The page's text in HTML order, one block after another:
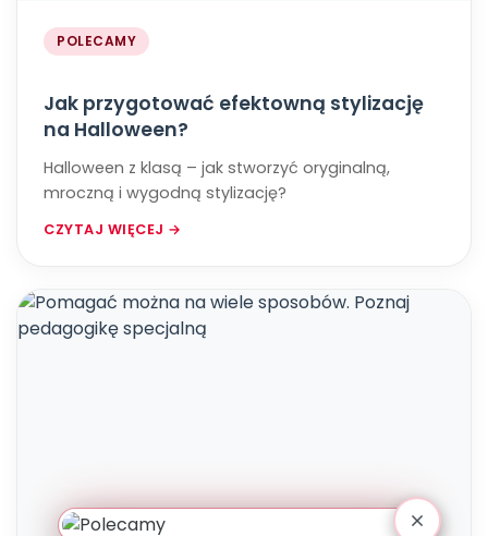
POLECAMY
Jak przygotować efektowną stylizację
na Halloween?
Halloween z klasą – jak stworzyć oryginalną,
mroczną i wygodną stylizację?
CZYTAJ WIĘCEJ →